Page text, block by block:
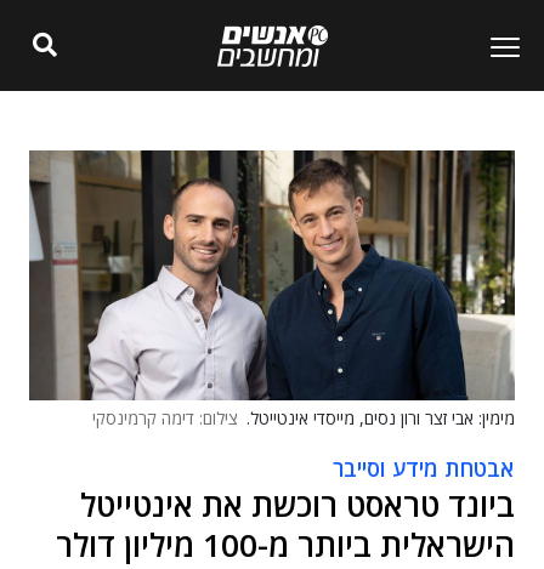
מימין: אבי זצר ורון נסים, מייסדי אינטייטל. צילום: דימה קרמינסקי
אבטחת מידע וסייבר
ביונד טראסט רוכשת את אינטייטל
הישראלית ביותר מ-100 מיליון דולר